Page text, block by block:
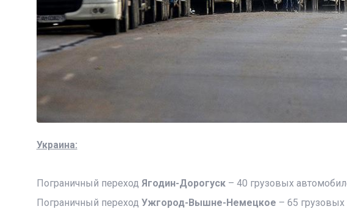
Украина:
Пограничный переход Ягодин-Дорогуск – 40 грузовых
Пограничный переход Ужгород-Вышне-Немецкое – 65